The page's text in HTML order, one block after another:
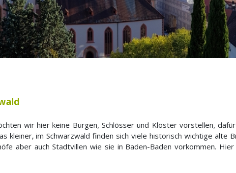
wir hier keine Burgen, Schlösser und Klöster vorstellen,
kleiner, im Schwarzwald finden sich viele historisch wichtige alte
aber auch Stadtvillen wie sie in Baden-Baden vorkommen. Hier